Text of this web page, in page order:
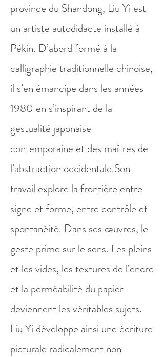
province du Shandong, Liu Yi est
un artiste autodidacte installé à
Pékin. D’abord formé à la
calligraphie traditionnelle chinoise,
il s’en émancipe dans les années
1980 en s’inspirant de la
gestualité japonaise
contemporaine et des maîtres de
l’abstraction occidentale.​Son
travail explore la frontière entre
signe et forme, entre contrôle et
spontanéité. Dans ses œuvres, le
geste prime sur le sens. Les pleins
et les vides, les textures de l’encre
et la perméabilité du papier
deviennent les véritables sujets.
Liu Yi développe ainsi une écriture
picturale radicalement non